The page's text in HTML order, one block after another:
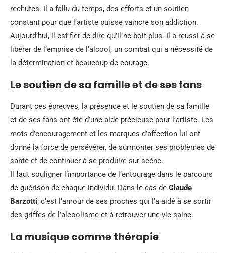
rechutes. Il a fallu du temps, des efforts et un soutien
constant pour que l’artiste puisse vaincre son addiction.
Aujourd’hui, il est fier de dire qu’il ne boit plus. Il a réussi à se
libérer de l’emprise de l’alcool, un combat qui a nécessité de
la détermination et beaucoup de courage.
Le soutien de sa famille et de ses fans
Durant ces épreuves, la présence et le soutien de sa famille
et de ses fans ont été d’une aide précieuse pour l’artiste. Les
mots d’encouragement et les marques d’affection lui ont
donné la force de persévérer, de surmonter ses problèmes de
santé et de continuer à se produire sur scène.
Il faut souligner l’importance de l’entourage dans le parcours
de guérison de chaque individu. Dans le cas de Claude
Barzotti, c’est l’amour de ses proches qui l’a aidé à se sortir
des griffes de l’alcoolisme et à retrouver une vie saine.
La musique comme thérapie